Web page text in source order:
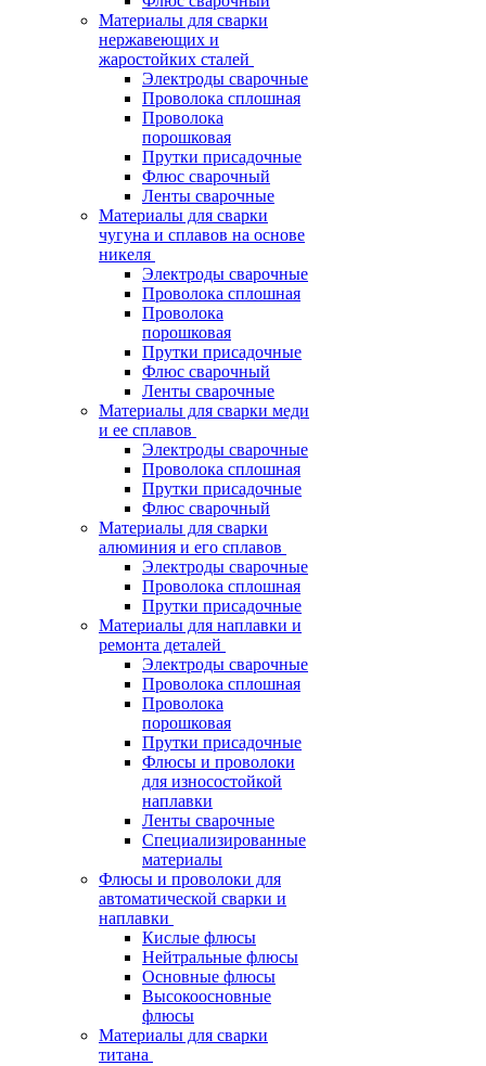
Материалы для сварки
нержавеющих и
жаростойких сталей
Электроды сварочные
Проволока сплошная
Проволока
порошковая
Прутки присадочные
Флюс сварочный
Ленты сварочные
Материалы для сварки
чугуна и сплавов на основе
никеля
Электроды сварочные
Проволока сплошная
Проволока
порошковая
Прутки присадочные
Флюс сварочный
Ленты сварочные
Материалы для сварки меди
и ее сплавов
Электроды сварочные
Проволока сплошная
Прутки присадочные
Флюс сварочный
Материалы для сварки
алюминия и его сплавов
Электроды сварочные
Проволока сплошная
Прутки присадочные
Материалы для наплавки и
ремонта деталей
Электроды сварочные
Проволока сплошная
Проволока
порошковая
Прутки присадочные
Флюсы и проволоки
для износостойкой
наплавки
Ленты сварочные
Специализированные
материалы
Флюсы и проволоки для
автоматической сварки и
наплавки
Кислые флюсы
Нейтральные флюсы
Основные флюсы
Высокоосновные
флюсы
Материалы для сварки
титана